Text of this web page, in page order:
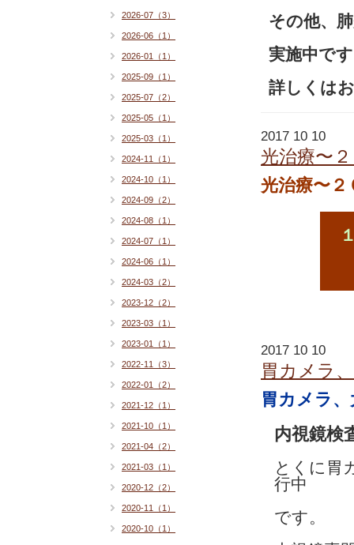
その他、
実施中で
詳しくは
2017 10 10
光治療〜
光治療〜
2017 10 10
胃カメラ
胃カメラ
内視鏡検
とくに胃
行中
です。
2026-07（3）
2026-06（1）
2026-01（1）
2025-09（1）
2025-07（2）
2025-05（1）
2025-03（1）
2024-11（1）
2024-10（1）
2024-09（2）
2024-08（1）
2024-07（1）
2024-06（1）
2024-03（2）
2023-12（2）
2023-03（1）
2023-01（1）
2022-11（3）
2022-01（2）
2021-12（1）
2021-10（1）
2021-04（2）
2021-03（1）
2020-12（2）
2020-11（1）
2020-10（1）